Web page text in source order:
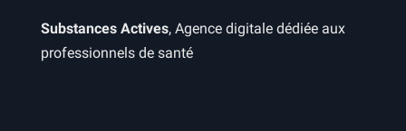
Substances Actives, Agence digitale dédiée aux
professionnels de santé